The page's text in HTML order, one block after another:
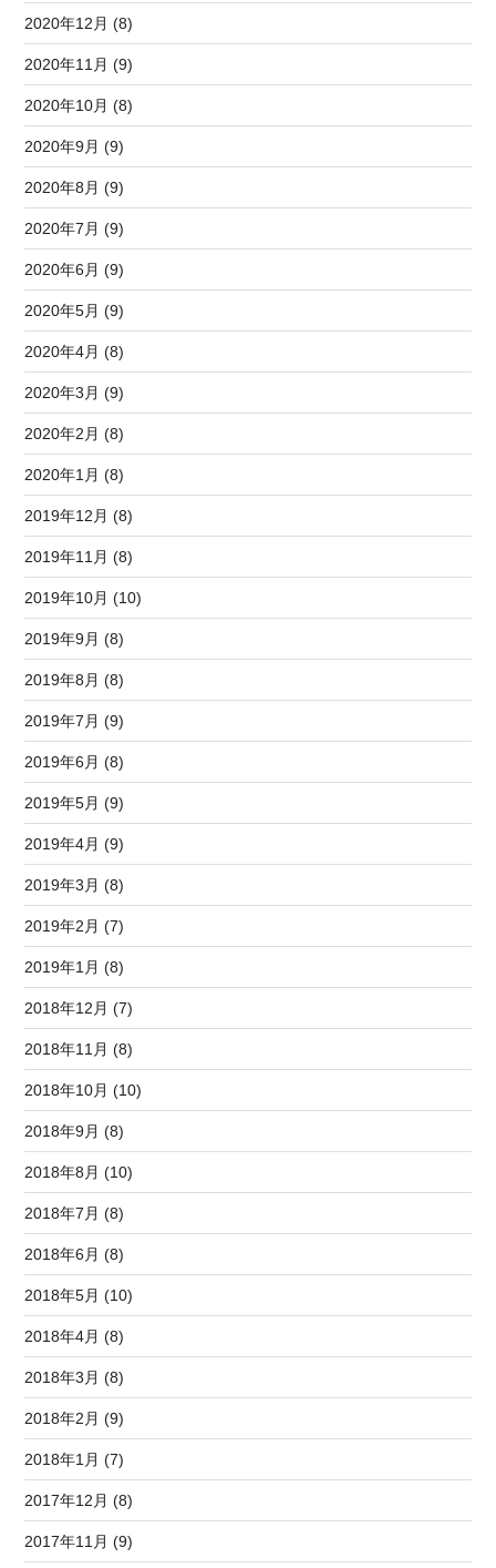
2020年12月 (8)
2020年11月 (9)
2020年10月 (8)
2020年9月 (9)
2020年8月 (9)
2020年7月 (9)
2020年6月 (9)
2020年5月 (9)
2020年4月 (8)
2020年3月 (9)
2020年2月 (8)
2020年1月 (8)
2019年12月 (8)
2019年11月 (8)
2019年10月 (10)
2019年9月 (8)
2019年8月 (8)
2019年7月 (9)
2019年6月 (8)
2019年5月 (9)
2019年4月 (9)
2019年3月 (8)
2019年2月 (7)
2019年1月 (8)
2018年12月 (7)
2018年11月 (8)
2018年10月 (10)
2018年9月 (8)
2018年8月 (10)
2018年7月 (8)
2018年6月 (8)
2018年5月 (10)
2018年4月 (8)
2018年3月 (8)
2018年2月 (9)
2018年1月 (7)
2017年12月 (8)
2017年11月 (9)